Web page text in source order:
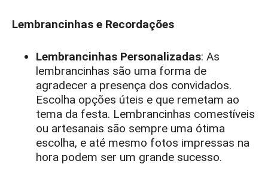
Lembrancinhas e Recordações
Lembrancinhas Personalizadas: As
lembrancinhas são uma forma de
agradecer a presença dos convidados.
Escolha opções úteis e que remetam ao
tema da festa. Lembrancinhas comestíveis
ou artesanais são sempre uma ótima
escolha, e até mesmo fotos impressas na
hora podem ser um grande sucesso.